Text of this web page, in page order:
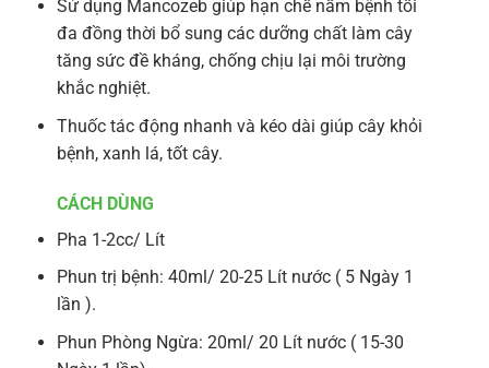
Sử dụng Mancozeb giúp hạn chế nấm bệnh tối
đa đồng thời bổ sung các dưỡng chất làm cây
tăng sức đề kháng, chống chịu lại môi trường
khắc nghiệt.
Thuốc tác động nhanh và kéo dài giúp cây khỏi
bệnh, xanh lá, tốt cây.
CÁCH DÙNG
Pha 1-2cc/ Lít
Phun trị bệnh: 40ml/ 20-25 Lít nước ( 5 Ngày 1
lần ).
Phun Phòng Ngừa: 20ml/ 20 Lít nước ( 15-30